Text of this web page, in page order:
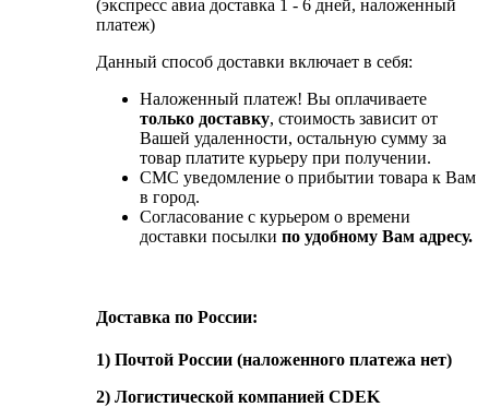
(экспресс авиа доставка 1 - 6 дней, наложенный
платеж)
Данный способ доставки включает в себя:
Наложенный платеж! Вы оплачиваете
только доставку, стоимость зависит от
Вашей удаленности, остальную сумму за
товар платите курьеру при получении.
СМС уведомление о прибытии товара к Вам
в город.
Согласование с курьером о времени
доставки посылки по удобному Вам адресу.
Доставка по России:
1) Почтой России (наложенного платежа нет)
2) Логистической компанией CDEK